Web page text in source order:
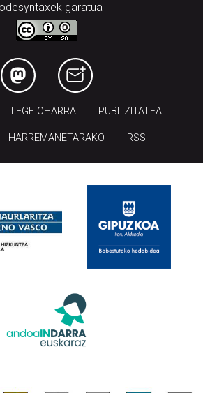
garatua
LEGE OHARRA PUBLIZITATEA
HARREMANETARAKO RSS